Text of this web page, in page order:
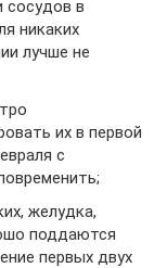
сосудов в
никаких
лучше не
их в первой
с
желудка,
поддаются
первых двух